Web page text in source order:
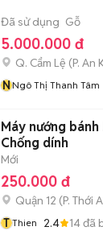
Đã sử dụng Gỗ
5.000.000 đ
Q. Cẩm Lệ (P. An
NNgô Thị Thanh Tâm
Máy nướng bánh
Chống dính
Mới
250.000 đ
Quận 12 (P. Thới
T Thien 2.4 14đã